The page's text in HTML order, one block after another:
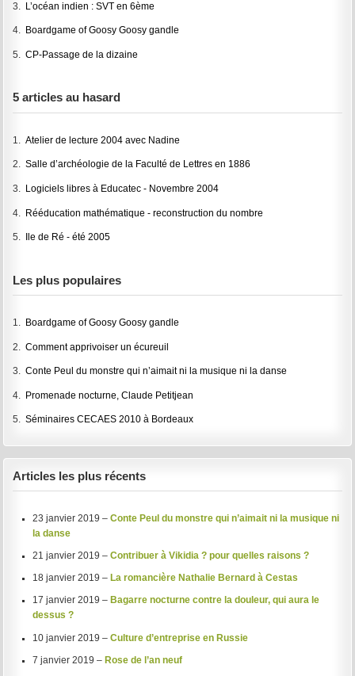
3. L’océan indien : SVT en 6ème
4. Boardgame of Goosy Goosy gandle
5.CP-Passage de la dizaine
5 articles au hasard
1.Atelier de lecture 2004 avec Nadine
2.Salle d’archéologie de la Faculté de Lettres en 1886
3. Logiciels libres à Educatec - Novembre 2004
4. Rééducation mathématique - reconstruction du nombre
5. Ile de Ré - été 2005
Les plus populaires
1. Boardgame of Goosy Goosy gandle
2.Comment apprivoiser un écureuil
3.Conte Peul du monstre qui n’aimait ni la musique ni la danse
4. Promenade nocturne, Claude Petitjean
5.Séminaires CECAES 2010 à Bordeaux
Articles les plus récents
23 janvier 2019 – Conte Peul du monstre qui n’aimait ni la musique ni
la danse
21 janvier 2019 – Contribuer à Vikidia ? pour quelles raisons ?
18 janvier 2019 – La romancière Nathalie Bernard à Cestas
17 janvier 2019 – Bagarre nocturne contre la douleur, qui aura le
dessus ?
10 janvier 2019 – Culture d’entreprise en Russie
7 janvier 2019 – Rose de l’an neuf